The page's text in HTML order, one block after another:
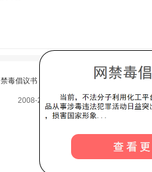
禁毒倡议书| 广告法违禁词 隐私
阅|违规举报|冀ICP备16010583号-5
2008-2026 华北商务网--传递百业商讯
邮箱：